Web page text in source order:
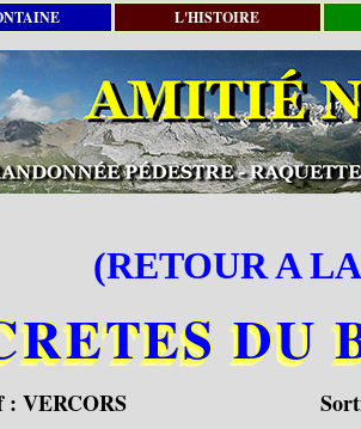
L'HISTOIRE
(RETOUR A
DU
: VERCORS